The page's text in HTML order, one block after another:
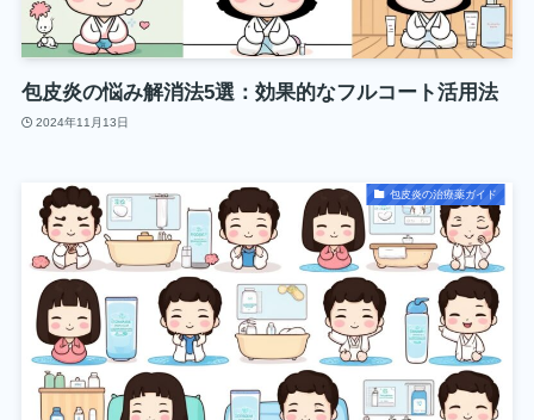
包皮炎の悩み解消法5選：効果的なフルコート活用法
2024年11月13日
包皮炎の治療薬ガイド